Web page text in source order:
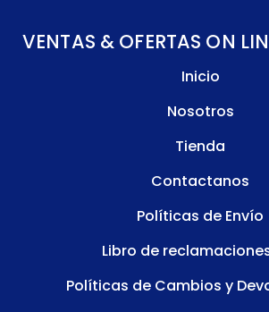
VENTAS & OFERTAS ON
Inicio
Nosotros
Tienda
Contactanos
Políticas de Envío
Libro de
Políticas de Cambios y